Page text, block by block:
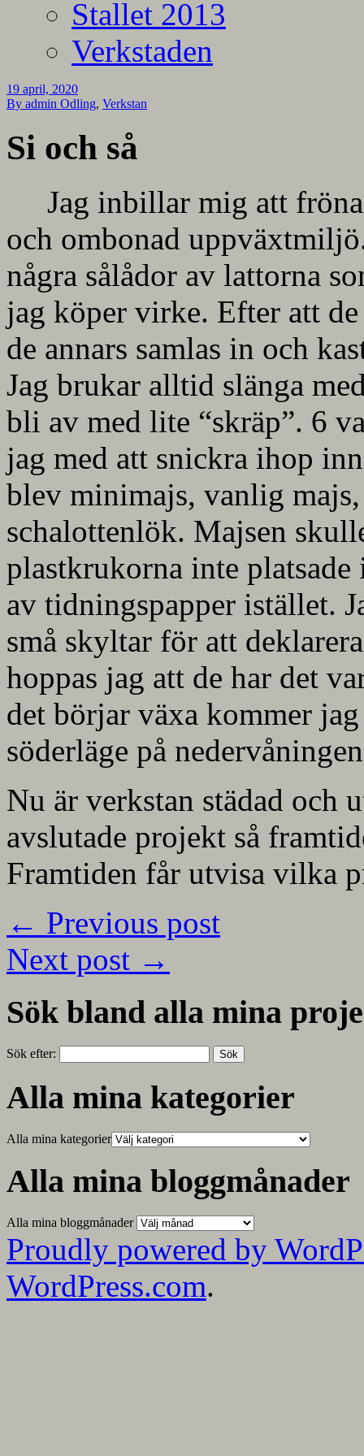
Stallet 2013
Verkstaden
19 april, 2020
By admin Odling, Verkstan
Si och så
Jag inbillar mig att
och ombonad
några sålådor av lattorna
jag köper virke. Efter att
de annars samlas in och
Jag brukar alltid slänga
bli av med lite “skräp”. 6
jag med att snickra ihop
blev minimajs, vanlig
schalottenlök. Majsen
plastkrukorna inte
av tidningspapper istället.
små skyltar för att
hoppas jag att de har det
det börjar växa kommer
söderläge på
Nu är verkstan städad och
avslutade projekt så
Framtiden får utvisa vilka
← Previous post
Next post →
Sök bland alla mina
Sök efter:
Alla mina kategorier
Alla mina kategorier
Alla mina bloggmånader
Alla mina bloggmånader
Proudly powered by
WordPress.com.